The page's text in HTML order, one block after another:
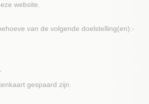
website.
behoeve van de volgende doelstelling(en):-
gespaard zijn.